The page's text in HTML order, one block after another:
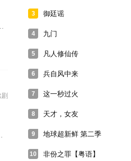
3 御廷谣
4 九门
5 凡人修仙传
6 兵自风中来
7 这一秒过火
8 天才，女友
9 地球超新鲜 第二季
10 非份之罪【粤语】